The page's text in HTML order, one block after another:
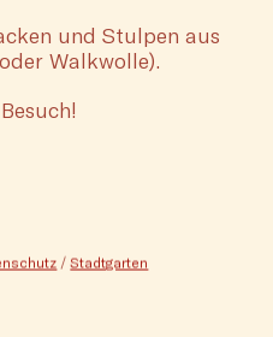
und Stulpen aus
Walkwolle).
/Stadtgarten